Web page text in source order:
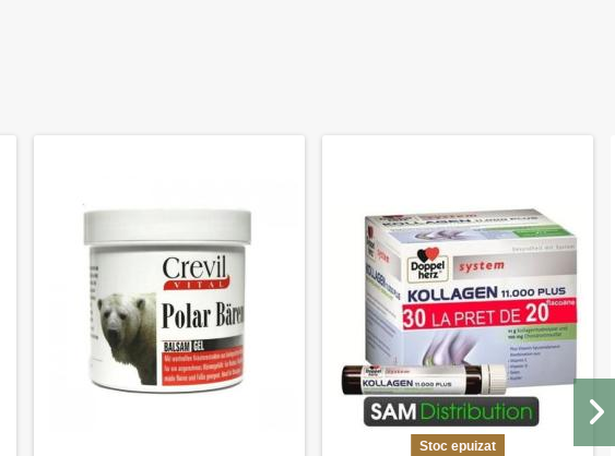
Stoc epuizat